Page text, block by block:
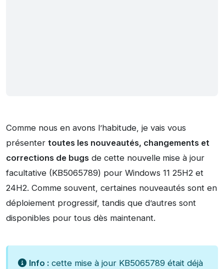
Comme nous en avons l’habitude, je vais vous
présenter toutes les nouveautés, changements et
corrections de bugs de cette nouvelle mise à jour
facultative (KB5065789) pour Windows 11 25H2 et
24H2. Comme souvent, certaines nouveautés sont en
déploiement progressif, tandis que d’autres sont
disponibles pour tous dès maintenant.
Info : cette mise à jour KB5065789 était déjà